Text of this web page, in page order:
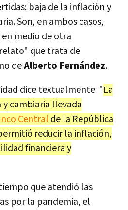
baja de la inflación y
Son, en ambos casos,
medio de otra
que trata de
deAlberto Fernández.
dice textualmente: "La
cambiaria llevada
Central de la República
reducir la inflación,
financiera y
que atendió las
por la pandemia, el